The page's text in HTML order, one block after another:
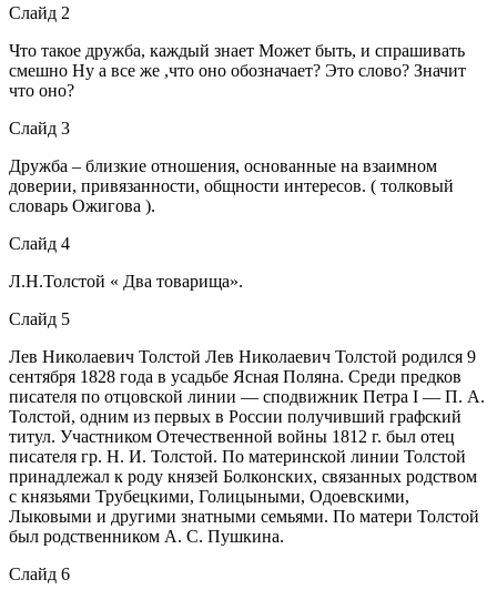
Слайд 2
Что такое дружба, каждый знает Может быть, и спрашивать
смешно Ну а все же ,что оно обозначает? Это слово? Значит
что оно?
Слайд 3
Дружба – близкие отношения, основанные на взаимном
доверии, привязанности, общности интересов. ( толковый
словарь Ожигова ).
Слайд 4
Л.Н.Толстой « Два товарища».
Слайд 5
Лев Николаевич Толстой Лев Николаевич Толстой родился 9
сентября 1828 года в усадьбе Ясная Поляна. Среди предков
писателя по отцовской линии — сподвижник Петра I — П. А.
Толстой, одним из первых в России получивший графский
титул. Участником Отечественной войны 1812 г. был отец
писателя гр. Н. И. Толстой. По материнской линии Толстой
принадлежал к роду князей Болконских, связанных родством
с князьями Трубецкими, Голицыными, Одоевскими,
Лыковыми и другими знатными семьями. По матери Толстой
был родственником А. С. Пушкина.
Слайд 6